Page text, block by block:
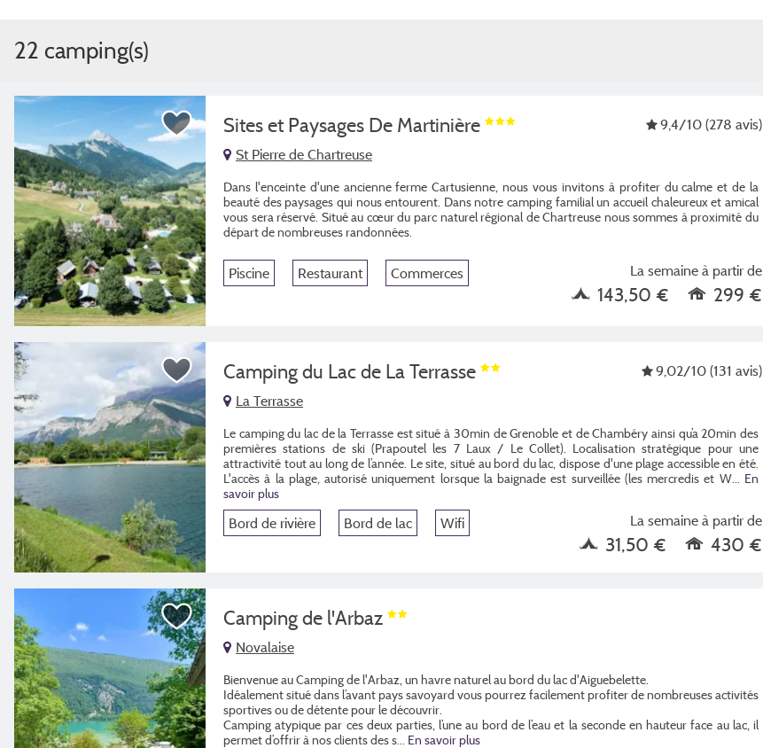
22 camping(s)
Sites et Paysages De Martinière
St Pierre de Chartreuse
9,4/10 (278 avis)
Dans l'enceinte d'une ancienne ferme Cartusienne, nous vous invitons à profiter du calme et de la
beauté des paysages qui nous entourent. Dans notre camping familial un accueil chaleureux et amical
vous sera réservé. Situé au cœur du parc naturel régional de Chartreuse nous sommes à proximité du
départ de nombreuses randonnées.
Piscine Restaurant Commerces La semaine à partir de
143,50 € 299 €
Camping du Lac de La Terrasse
La Terrasse
9,02/10 (131 avis)
Le camping du lac de la Terrasse est situé à 30min de Grenoble et de Chambéry ainsi qu’a 20min des
premières stations de ski (Prapoutel les 7 Laux / Le Collet). Localisation stratégique pour une
attractivité tout au long de l’année. Le site, situé au bord du lac, dispose d'une plage accessible en été.
L'accès à la plage, autorisé uniquement lorsque la baignade est surveillée (les mercredis et W... En
savoir plus
Bord de rivière Bord de lac Wifi La semaine à partir de
31,50 € 430 €
Camping de l'Arbaz
Novalaise
Bienvenue au Camping de l'Arbaz, un havre naturel au bord du lac d'Aiguebelette.
Idéalement situé dans l’avant pays savoyard vous pourrez facilement profiter de nombreuses activités
sportives ou de détente pour le découvrir.
Camping atypique par ces deux parties, l’une au bord de l’eau et la seconde en hauteur face au lac, il
permet d’offrir à nos clients des s
En savoir plus